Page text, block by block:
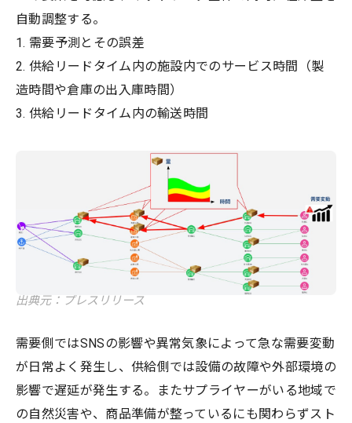
自動調整する。
1. 需要予測とその誤差
2. 供給リードタイム内の施設内でのサービス時間（製
造時間や倉庫の出入庫時間）
3. 供給リードタイム内の輸送時間
出典元：プレスリリース
需要側ではSNSの影響や異常気象によって急な需要変動
が日常よく発生し、供給側では設備の故障や外部環境の
影響で遅延が発生する。またサプライヤーがいる地域で
の自然災害や、商品準備が整っているにも関わらずスト